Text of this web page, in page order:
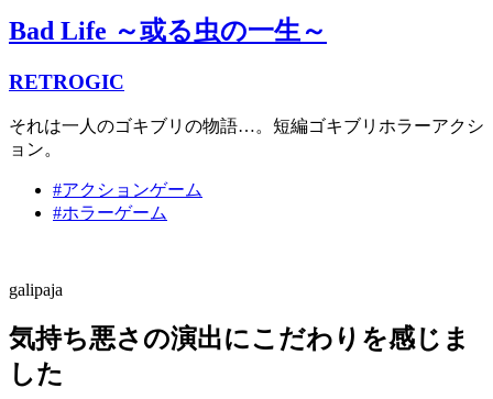
Bad Life ～或る虫の一生～
RETROGIC
それは一人のゴキブリの物語…。短編ゴキブリホラーアクシ
ョン。
#アクションゲーム
#ホラーゲーム
galipaja
気持ち悪さの演出にこだわりを感じま
した